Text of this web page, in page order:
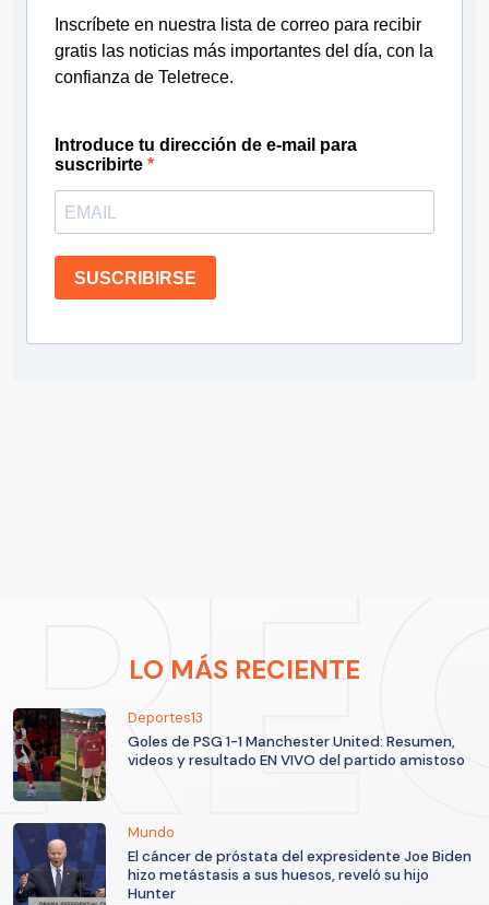
Inscríbete en nuestra lista de correo para recibir
gratis las noticias más importantes del día, con la
confianza de Teletrece.
Introduce tu dirección de e-mail para
suscribirte
SUSCRIBIRSE
LO MÁS RECIENTE
Deportes13
Goles de PSG 1-1 Manchester United: Resumen,
videos y resultado EN VIVO del partido amistoso
Mundo
El cáncer de próstata del expresidente Joe Biden
hizo metástasis a sus huesos, reveló su hijo
Hunter